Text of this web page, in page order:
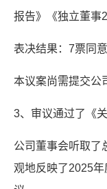
报告》《独立董事
表决结果：7票同
本议案尚需提交公
3、审议通过了《
公司董事会听取了
观地反映了2025